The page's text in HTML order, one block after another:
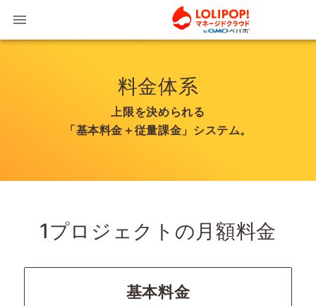
料金体系
上限を決められる
「基本料金＋従量課金」システム。
1プロジェクトの月額料金
基本料金